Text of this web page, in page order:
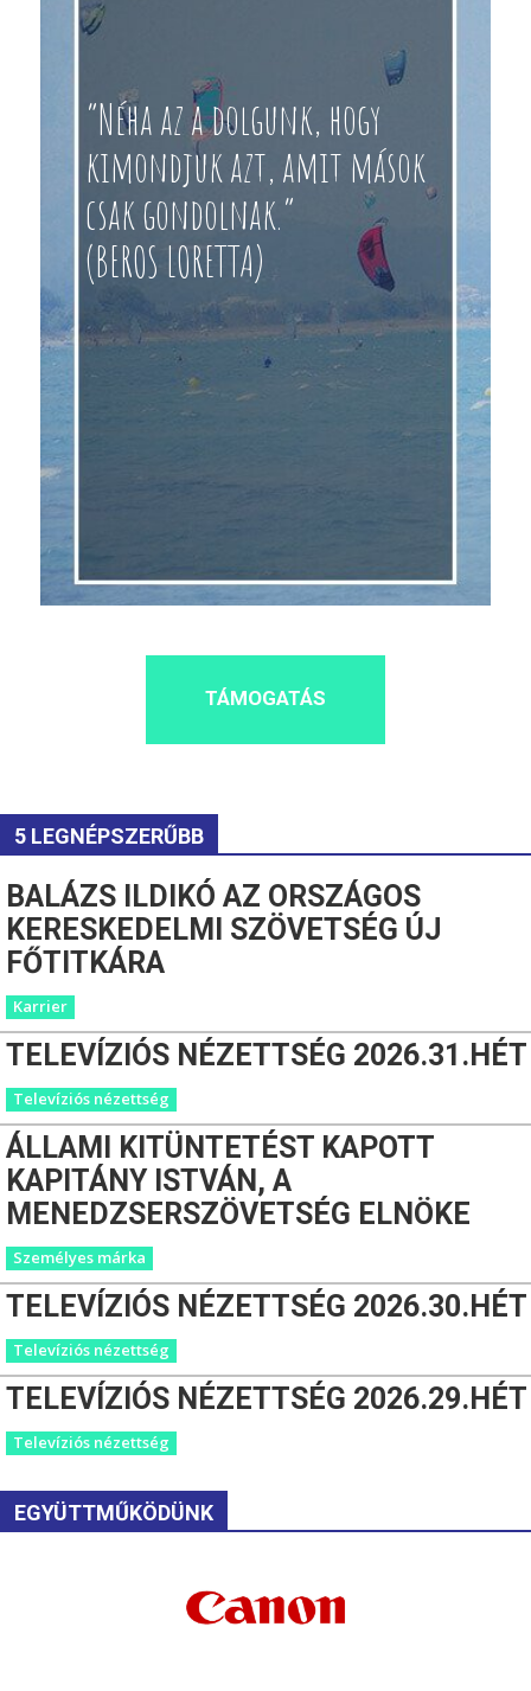
“Néha az a dolgunk, hogy
kimondjuk azt, amit mások
csak gondolnak.”
(BEROS LORETTA)
TÁMOGATÁS
5 LEGNÉPSZERŰBB
BALÁZS ILDIKÓ AZ ORSZÁGOS
KERESKEDELMI SZÖVETSÉG ÚJ
FŐTITKÁRA
Karrier
TELEVÍZIÓS NÉZETTSÉG 2026.31.HÉT
Televíziós nézettség
ÁLLAMI KITÜNTETÉST KAPOTT
KAPITÁNY ISTVÁN, A
MENEDZSERSZÖVETSÉG ELNÖKE
Személyes márka
TELEVÍZIÓS NÉZETTSÉG 2026.30.HÉT
Televíziós nézettség
TELEVÍZIÓS NÉZETTSÉG 2026.29.HÉT
Televíziós nézettség
EGYÜTTMŰKÖDÜNK